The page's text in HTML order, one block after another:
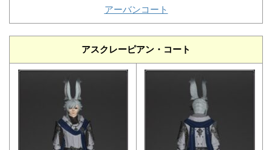
アーバンコート
アスクレーピアン・コート